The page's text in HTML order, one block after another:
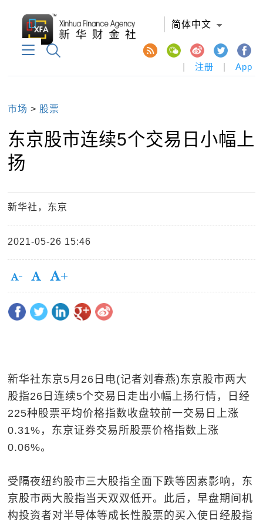
简体中文
注册 App
市场 > 股票
东京股市连续5个交易日小幅上
扬
新华社，东京
2021-05-26 15:46
新华社东京5月26日电(记者刘春燕)东京股市两大
股指26日连续5个交易日走出小幅上扬行情，日经
225种股票平均价格指数收盘较前一交易日上涨
0.31%，东京证券交易所股票价格指数上涨
0.06%。
受隔夜纽约股市三大股指全面下跌等因素影响，东
京股市两大股指当天双双低开。此后，早盘期间机
构投资者对半导体等成长性股票的买入使日经股指